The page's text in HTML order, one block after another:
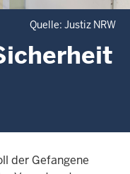
Quelle: Justiz NRW
der Gefangene